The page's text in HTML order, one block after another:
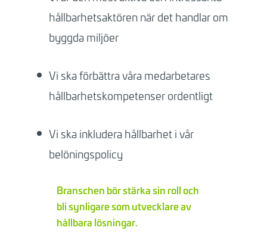
hållbarhetsaktören när det handlar om
byggda miljöer
Vi ska förbättra våra medarbetares
hållbarhetskompetenser ordentligt
Vi ska inkludera hållbarhet i vår
belöningspolicy
Branschen bör stärka sin roll och
bli synligare som utvecklare av
hållbara lösningar.